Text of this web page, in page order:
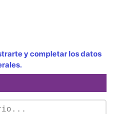
y completar los datos